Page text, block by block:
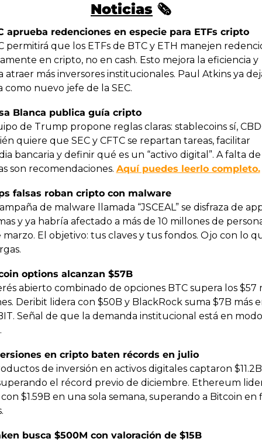
Noticias 🗞️
aprueba redenciones en especie para ETFs cripto
permitirá que los ETFs de BTC y ETH manejen
en cripto, no en cash. Esto mejora la eficiencia y
atraer más inversores institucionales. Paul Atkins ya
como nuevo jefe de la SEC.
Blanca publica guía cripto
de Trump propone reglas claras: stablecoins sí,
quiere que SEC y CFTC se repartan tareas, facilitar
bancaria y definir qué es un “activo digital”. A falta de
son recomendaciones. Aquí puedes leerlo completo.
falsas roban cripto con malware
de malware llamada “JSCEAL” se disfraza de
y ya habría afectado a más de 10 millones de
marzo. El objetivo: tus claves y tus fondos. Ojo con lo
options alcanzan $57B
abierto combinado de opciones BTC supera los $57
Deribit lidera con $50B y BlackRock suma $7B más
Señal de que la demanda institucional está en modo
en cripto baten récords en julio
de inversión en activos digitales captaron
el récord previo de diciembre. Ethereum
$1.59B en una sola semana, superando a Bitcoin en
busca $500M con valoración de $15B